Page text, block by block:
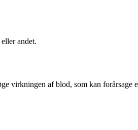
andet.
virkningen af blod, som kan forårsage